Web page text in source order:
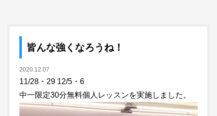
皆んな強くなろうね！
2020.12.07
11/28・29 12/5・6
中一限定30分無料個人レッスンを実施しました。